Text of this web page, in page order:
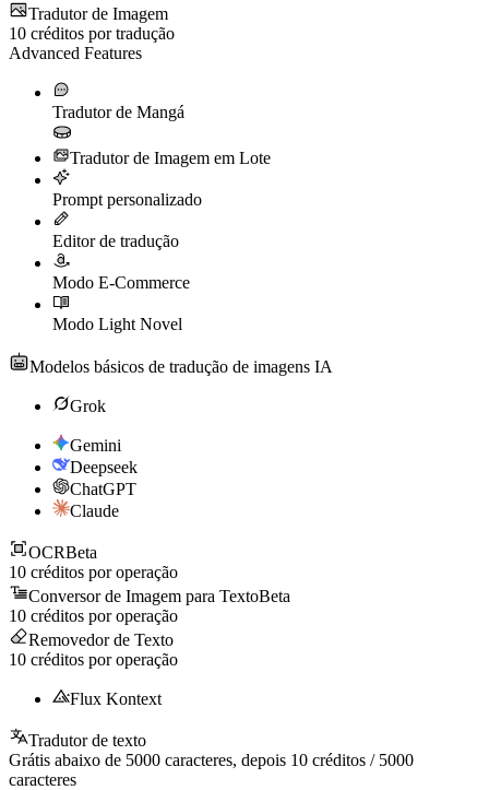
Tradutor de Imagem
10 créditos por tradução
Advanced Features
Tradutor de Mangá
Tradutor de Imagem em Lote
Prompt personalizado
Editor de tradução
Modo E-Commerce
Modo Light Novel
Modelos básicos de tradução de imagens IA
Grok
Gemini
Deepseek
ChatGPT
Claude
OCRBeta
10 créditos por operação
Conversor de Imagem para TextoBeta
10 créditos por operação
Removedor de Texto
10 créditos por operação
Flux Kontext
Tradutor de texto
Grátis abaixo de 5000 caracteres, depois 10 créditos / 5000
caracteres